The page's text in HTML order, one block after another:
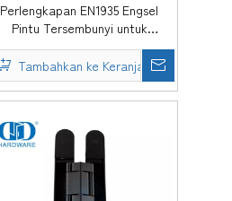
Perlengkapan EN1935 Engsel
Pintu Tersembunyi untuk
Perumahan-DDCH008-G80
Tambahkan ke Keranjang